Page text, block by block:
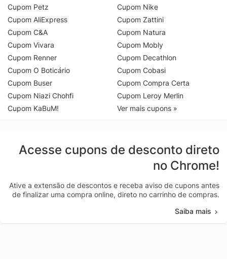
Cupom Petz
Cupom AliExpress
Cupom C&A
Cupom Vivara
Cupom Renner
Cupom O Boticário
Cupom Buser
Cupom Niazi Chohfi
Cupom KaBuM!
Cupom Nike
Cupom Zattini
Cupom Natura
Cupom Mobly
Cupom Decathlon
Cupom Cobasi
Cupom Compra Certa
Cupom Leroy Merlin
Ver mais cupons »
Acesse cupons de desconto direto
no Chrome!
Ative a extensão de descontos e receba aviso de cupons antes
de finalizar uma compra online, direto no carrinho de compras.
Saiba mais